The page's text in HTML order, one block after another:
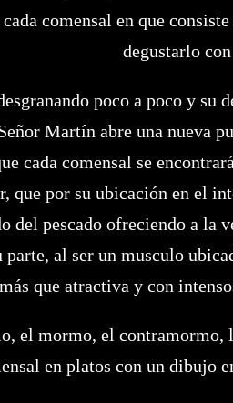
comensal en que
degustarlo
poco a poco y su
Martín abre una nueva
cada comensal se
que por su ubicación en el
del pescado ofreciendo a la
parte, al ser un musculo
que atractiva y con
el mormo, el contramormo,
en platos con un dibujo